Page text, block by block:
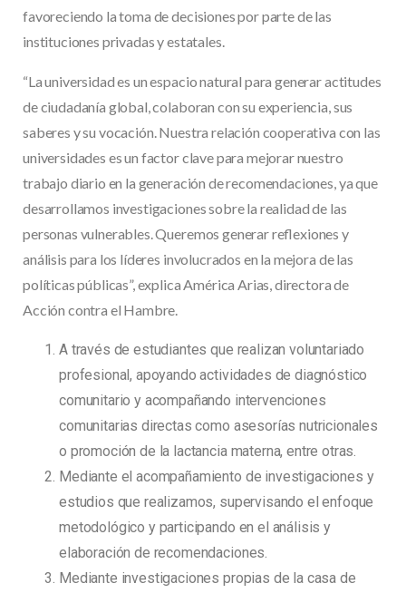
favoreciendo la toma de decisiones por parte de las
instituciones privadas y estatales.
“La universidad es un espacio natural para generar actitudes
de ciudadanía global, colaboran con su experiencia, sus
saberes y su vocación. Nuestra relación cooperativa con las
universidades es un factor clave para mejorar nuestro
trabajo diario en la generación de recomendaciones, ya que
desarrollamos investigaciones sobre la realidad de las
personas vulnerables. Queremos generar reflexiones y
análisis para los líderes involucrados en la mejora de las
políticas públicas”, explica América Arias, directora de
Acción contra el Hambre.
A través de estudiantes que realizan voluntariado
profesional, apoyando actividades de diagnóstico
comunitario y acompañando intervenciones
comunitarias directas como asesorías nutricionales
o promoción de la lactancia materna, entre otras.
Mediante el acompañamiento de investigaciones y
estudios que realizamos, supervisando el enfoque
metodológico y participando en el análisis y
elaboración de recomendaciones.
Mediante investigaciones propias de la casa de